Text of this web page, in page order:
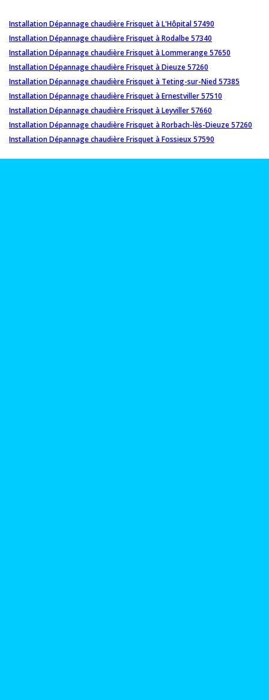
Installation Dépannage chaudière Frisquet à L'Hôpital 57490
Installation Dépannage chaudière Frisquet à Rodalbe 57340
Installation Dépannage chaudière Frisquet à Lommerange 57650
Installation Dépannage chaudière Frisquet à Dieuze 57260
Installation Dépannage chaudière Frisquet à Teting-sur-Nied 57385
Installation Dépannage chaudière Frisquet à Ernestviller 57510
Installation Dépannage chaudière Frisquet à Leyviller 57660
Installation Dépannage chaudière Frisquet à Rorbach-lès-Dieuze 57260
Installation Dépannage chaudière Frisquet à Fossieux 57590